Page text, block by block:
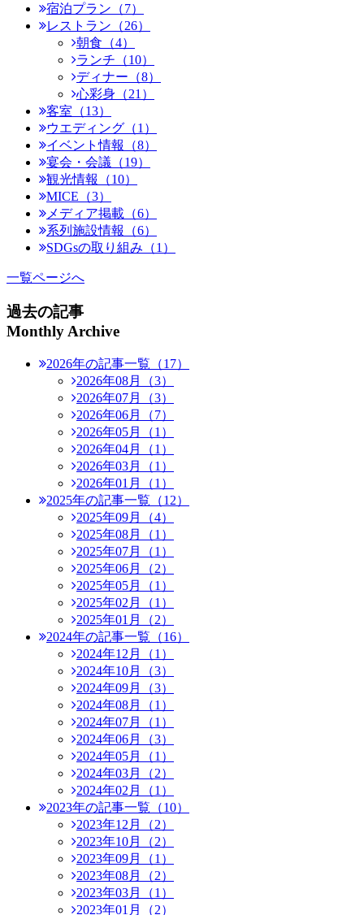
宿泊プラン（7）
レストラン（26）
朝食（4）
ランチ（10）
ディナー（8）
心彩身（21）
客室（13）
ウエディング（1）
イベント情報（8）
宴会・会議（19）
観光情報（10）
MICE（3）
メディア掲載（6）
系列施設情報（6）
SDGsの取り組み（1）
一覧ページへ
過去の記事
Monthly Archive
2026年の記事一覧（17）
2026年08月（3）
2026年07月（3）
2026年06月（7）
2026年05月（1）
2026年04月（1）
2026年03月（1）
2026年01月（1）
2025年の記事一覧（12）
2025年09月（4）
2025年08月（1）
2025年07月（1）
2025年06月（2）
2025年05月（1）
2025年02月（1）
2025年01月（2）
2024年の記事一覧（16）
2024年12月（1）
2024年10月（3）
2024年09月（3）
2024年08月（1）
2024年07月（1）
2024年06月（3）
2024年05月（1）
2024年03月（2）
2024年02月（1）
2023年の記事一覧（10）
2023年12月（2）
2023年10月（2）
2023年09月（1）
2023年08月（2）
2023年03月（1）
2023年01月（2）